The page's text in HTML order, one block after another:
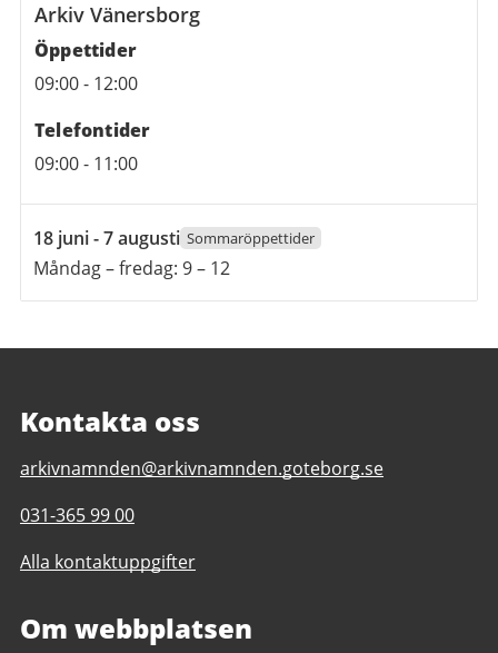
Arkiv Vänersborg
Öppettider
09:00- 12:00
Telefontider
09:00- 11:00
18
juni
7
18 juni - 7 augusti Sommaröppettider
Måndag – fredag: 9 – 12
Kontakta oss
E-
till
Regionarkivet
arkivnamnden@arkivnamnden.goteborg.se
Telefonnummer
Regionarkivet
031-365 99 00
Alla kontaktuppgifter
Om webbplatsen